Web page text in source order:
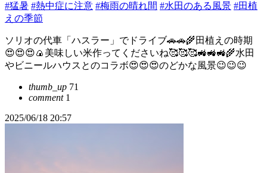
#猛暑 #熱中症に注意 #梅雨の晴れ間 #水田のある風景 #田植
えの季節
ソリオの代車「ハスラー」でドライブ🚗🚗🌾田植えの時期
😍😍😍🍙美味しい米作ってくださいね🥰🥰🥰🚜🚜🚜🌾水田
やビニールハウスとのコラボ😍😍😍のどかな風景😉😉😉
thumb_up 71
comment1
2025/06/18 20:57